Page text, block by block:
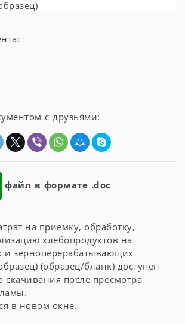
с друзьями:
файл в формате .doc
на приемку, обработку,
хлебопродуктов на
и зерноперерабатывающих
(образец/бланк) доступен
скачивания после просмотра
в новом окне.